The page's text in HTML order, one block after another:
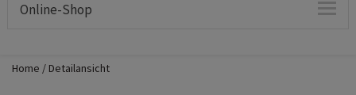
Online-Shop
Home Detailansicht